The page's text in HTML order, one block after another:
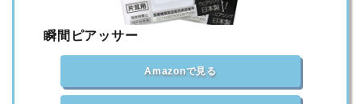
瞬間ピアッサー
Amazonで見る